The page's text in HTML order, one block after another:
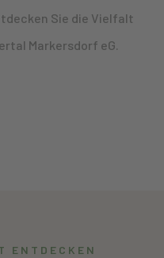
Sie die Vielfalt
Markersdorf eG.
ENTDECKEN